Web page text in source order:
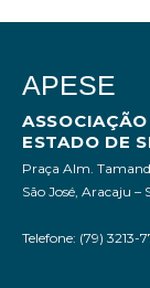
APESE
ESTADO DE
Praça Alm.
São José, Aracaju –
Telefone: (79)